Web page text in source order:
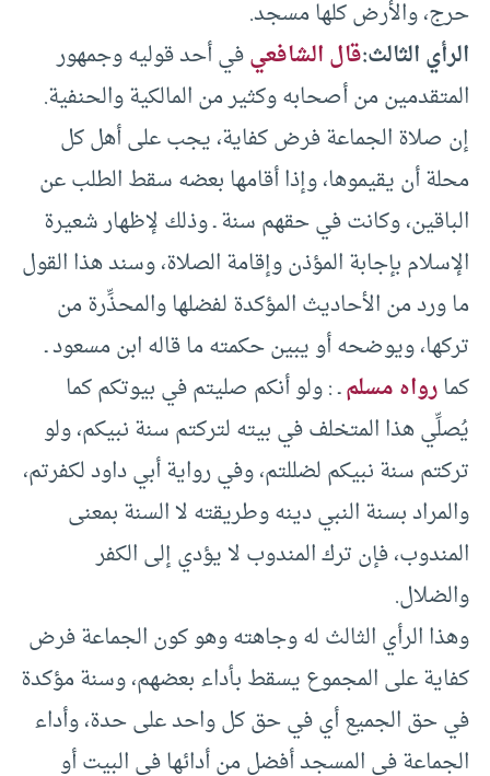
حرج، والأرض كلها مسجد.
الرأي الثالث:قال الشافعيفي أحد قوليه وجمهور
المتقدمين من أصحابه وكثير من المالكية والحنفية.
إن صلاة الجماعة فرض كفاية، يجب على أهل كل
محلة أن يقيموها، وإذا أقامها بعضه سقط الطلب عن
الباقين، وكانت في حقهم سنة ـ وذلك لإظهار شعيرة
الإسلام بإجابة المؤذن وإقامة الصلاة، وسند هذا القول
ما ورد من الأحاديث المؤكدة لفضلها والمحذِّرة من
تركها، ويوضحه أو يبين حكمته ما قاله ابن مسعود ـ
كمارواه مسلمـ : ولو أنكم صليتم في بيوتكم كما
يُصلِّي هذا المتخلف في بيته لتركتم سنة نبيكم، ولو
تركتم سنة نبيكم لضللتم، وفي رواية أبي داود لكفرتم،
والمراد بسنة النبي دينه وطريقته لا السنة بمعنى
المندوب، فإن ترك المندوب لا يؤدي إلى الكفر
والضلال.
وهذا الرأي الثالث له وجاهته وهو كون الجماعة فرض
كفاية على المجموع يسقط بأداء بعضهم، وسنة مؤكدة
في حق الجميع أي في حق كل واحد على حدة، وأداء
الجماعة في المسجد أفضل من أدائها في البيت أو